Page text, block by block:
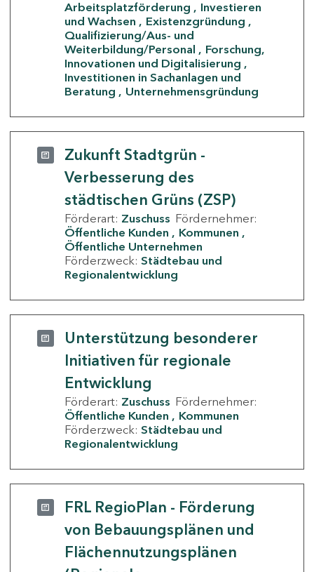
Arbeitsplatzförderung
Investieren
und Wachsen
Existenzgründung
Qualifizierung/Aus- und
Weiterbildung/Personal
Forschung,
Innovationen und Digitalisierung
Investitionen in Sachanlagen und
Beratung
Unternehmensgründung
Zukunft Stadtgrün -
Verbesserung des
städtischen Grüns (ZSP)
Förderart: Zuschuss Fördernehmer:
Öffentliche Kunden
Kommunen
Öffentliche Unternehmen
Förderzweck: Städtebau und
Regionalentwicklung
Unterstützung besonderer
Initiativen für regionale
Entwicklung
Förderart: Zuschuss Fördernehmer:
Öffentliche Kunden
Kommunen
Förderzweck: Städtebau und
Regionalentwicklung
FRL RegioPlan - Förderung
von Bebauungsplänen und
Flächennutzungsplänen